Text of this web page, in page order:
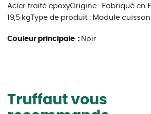
Acier traité epoxyOrigine : Fabriqué en
19,5 kgType de produit : Module cuisson
Couleur principale : Noir
Truffaut vous